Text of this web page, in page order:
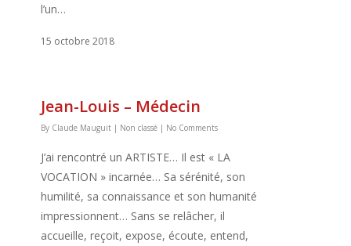
l’un…
15 octobre 2018
Jean-Louis – Médecin
By Claude Mauguit | Non classé | No Comments
J’ai rencontré un ARTISTE… Il est « LA
VOCATION » incarnée… Sa sérénité, son
humilité, sa connaissance et son humanité
impressionnent… Sans se relâcher, il
accueille, reçoit, expose, écoute, entend,